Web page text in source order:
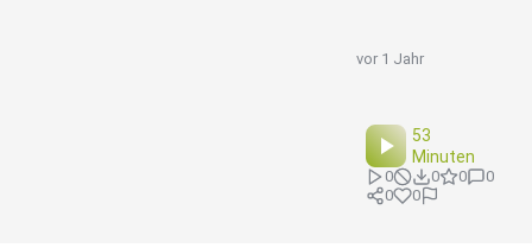
vor 1 Jahr
53
Minuten
0 0 0
0
0
0